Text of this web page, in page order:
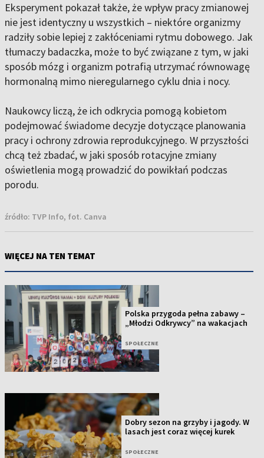
Eksperyment pokazał także, że wpływ pracy zmianowej
nie jest identyczny u wszystkich – niektóre organizmy
radziły sobie lepiej z zakłóceniami rytmu dobowego. Jak
tłumaczy badaczka, może to być związane z tym, w jaki
sposób mózg i organizm potrafią utrzymać równowagę
hormonalną mimo nieregularnego cyklu dnia i nocy.
Naukowcy liczą, że ich odkrycia pomogą kobietom
podejmować świadome decyzje dotyczące planowania
pracy i ochrony zdrowia reprodukcyjnego. W przyszłości
chcą też zbadać, w jaki sposób rotacyjne zmiany
oświetlenia mogą prowadzić do powikłań podczas
porodu.
źródło: TVP Info, fot. Canva
WIĘCEJ NA TEN TEMAT
Polska przygoda pełna zabawy –
„Młodzi Odkrywcy” na wakacjach
SPOŁECZNE
Dobry sezon na grzyby i jagody. W
lasach jest coraz więcej kurek
SPOŁECZNE